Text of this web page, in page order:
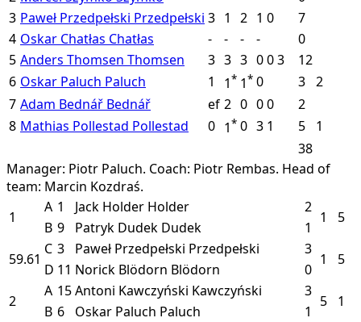
3 Paweł Przedpełski Przedpełski 3 1 2 1 0
7
4 Oskar Chatłas Chatłas - - - -
0
5 Anders Thomsen Thomsen 3 3 3 003
12
6 Oskar Paluch Paluch 1 1* 1* 0 3 2
7 Adam Bednář Bednář ef 2 0 00
2
8 Mathias Pollestad Pollestad 0 1* 0 3 1 5
1
38
Manager: Piotr Paluch. Coach: Piotr Rembas. Head of
team: Marcin Kozdraś.
1
A 1 Jack Holder Holder 2
1 5
B 9 Patryk Dudek Dudek
1
59.61
C 3 Paweł Przedpełski Przedpełski 3
1 5
D 11 Norick Blödorn Blödorn
0
2
A 15Antoni Kawczyński Kawczyński 3
5 1
B 6 Oskar Paluch Paluch
1